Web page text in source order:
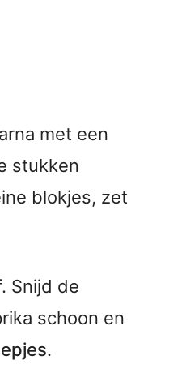
met een
stukken
blokjes, zet
Snijd de
schoon en
.